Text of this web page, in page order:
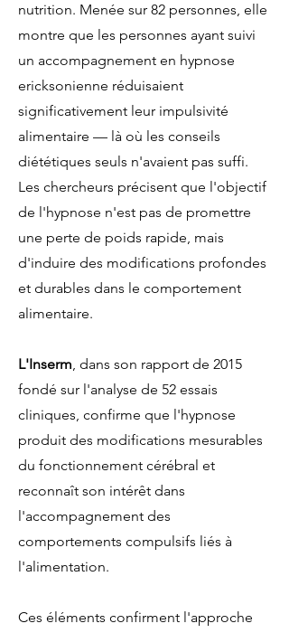
nutrition. Menée sur 82 personnes, elle
montre que les personnes ayant suivi
un accompagnement en hypnose
ericksonienne réduisaient
significativement leur impulsivité
alimentaire — là où les conseils
diététiques seuls n'avaient pas suffi.
Les chercheurs précisent que l'objectif
de l'hypnose n'est pas de promettre
une perte de poids rapide, mais
d'induire des modifications profondes
et durables dans le comportement
alimentaire.
L'Inserm, dans son rapport de 2015
fondé sur l'analyse de 52 essais
cliniques, confirme que l'hypnose
produit des modifications mesurables
du fonctionnement cérébral et
reconnaît son intérêt dans
l'accompagnement des
comportements compulsifs liés à
l'alimentation.
Ces éléments confirment l'approche